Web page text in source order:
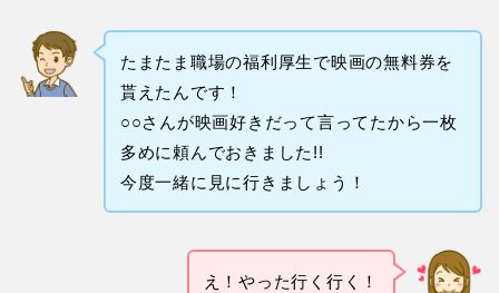
たまたま職場の福利厚生で映画の無料券を
貰えたんです！
○○さんが映画好きだって言ってたから一枚
多めに頼んでおきました!!
今度一緒に見に行きましょう！
え！やった行く行く！